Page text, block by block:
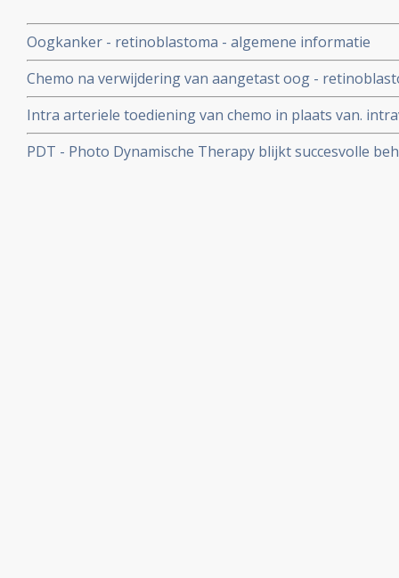
Oogkanker - retinoblastoma - algemene informatie
Chemo na verwijdering van aangetast oog -
uitzaaiingen voor 100 procent
Intra arteriele toediening van chemo in plaats van.
behoud betekenen van oog voor kinderen met
PDT - Photo Dynamische Therapy blijkt succesvolle